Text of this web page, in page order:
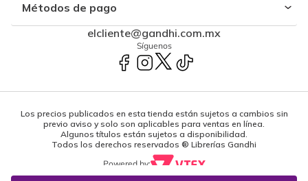
Métodos de pago
elcliente@gandhi.com.mx
Síguenos
Los precios publicados en esta tienda están sujetos a cambios sin
previo aviso y solo son aplicables para ventas en línea.
Algunos títulos están sujetos a disponibilidad.
Todos los derechos reservados ® Librerías Gandhi
Powered by: